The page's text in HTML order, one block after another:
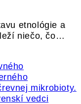
etnológie a
niečo, čo…
vedci